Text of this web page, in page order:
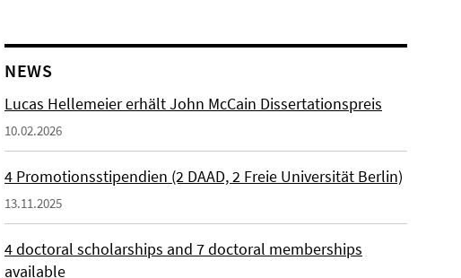
NEWS
Lucas Hellemeier erhält John McCain Dissertationspreis
10.02.2026
4 Promotionsstipendien (2 DAAD, 2 Freie Universität Berlin)
13.11.2025
4 doctoral scholarships and 7 doctoral memberships
available